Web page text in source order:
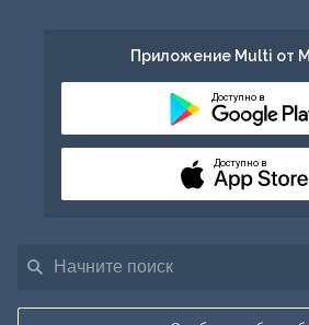
Приложение Multi от
Доступно в
Доступно в